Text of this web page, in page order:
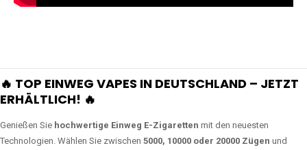
🔥 TOP EINWEG VAPES IN DEUTSCHLAND – JETZT
ERHÄLTLICH! 🔥
Genießen Sie hochwertige Einweg E-Zigaretten mit den neuesten
Technologien. Wählen Sie zwischen 5000, 10000 oder 20000 Zügen und